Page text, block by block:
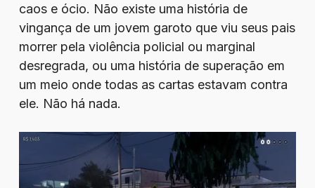
caos e ócio. Não existe uma história de
vingança de um jovem garoto que viu seus pais
morrer pela violência policial ou marginal
desregrada, ou uma história de superação em
um meio onde todas as cartas estavam contra
ele. Não há nada.